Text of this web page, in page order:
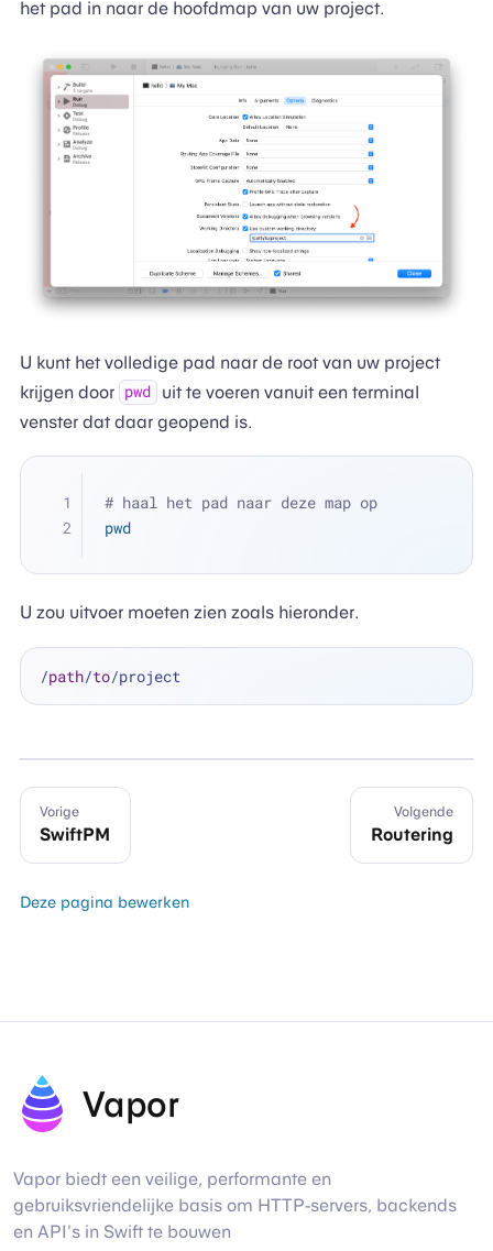
het pad in naar de hoofdmap van uw project.
U kunt het volledige pad naar de root van uw project
krijgen door pwd
uit te voeren vanuit een terminal
venster dat daar geopend is.
# haal het pad naar deze map op
pwd
U zou uitvoer moeten zien zoals hieronder.
/path/to
Vorige
SwiftPM
Volgende
Routering
Deze pagina bewerken
Vapor
Vapor biedt een veilige, performante en
gebruiksvriendelijke basis om HTTP-servers, backends
en API's in Swift te bouwen